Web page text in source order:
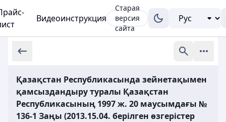
Видеоинструкция
Старая
версия
сайта
Қазақстан Республикасында зейнетақымен
қамсыздандыру туралы Қазақстан
Республикасының 1997 ж. 20 маусымдағы №
136-1 Заңы (2013.15.04. берілген өзгерістер